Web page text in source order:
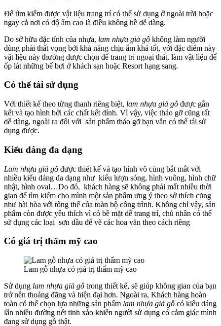
Để tìm kiếm được vật liệu trang trí có thể sử dụng ở ngoài trời hoặc
ngay cả nơi có độ ẩm cao là điều không hề dễ dàng.
Do sở hữu đặc tính của nhựa, lam nhựa giả gỗ không làm người
dùng phải thất vọng bởi khả năng chịu ẩm khá tốt, với đặc điểm này
vật liệu này thường được chọn để trang trí ngoại thất, làm vật liệu để
ốp lát những bể bơi ở khách sạn hoặc Resort hạng sang.
Có thể tái sử dụng
Với thiết kế theo từng thanh riêng biệt, lam nhựa giả gỗ được gắn
kết và tạo hình bởi các chất kết dính. Vì vậy, việc tháo gỡ cũng rất
dễ dàng, ngoài ra đối với sản phẩm tháo gỡ bạn vẫn có thể tái sử
dụng được.
Kiểu dáng đa dạng
Lam nhựa giả gỗ được thiết kế và tạo hình vô cùng bắt mắt với
nhiều kiểu dáng đa dạng như kiểu lượn sóng, hình vuông, hình chữ
nhật, hình oval…Do đó, khách hàng sẽ không phải mất nhiều thời
gian để tìm kiếm cho mình một sản phẩm ưng ý theo sở thích cũng
như hài hòa với tổng thể của toàn bộ công trình. Không chỉ vậy, sản
phẩm còn được yêu thích vì có bề mặt dễ trang trí, chủ nhân có thể
sử dụng các loại sơn dầu để vẽ các hoa văn theo cách riêng
Có giá trị thẩm mỹ cao
Lam gỗ nhựa có giá trị thẩm mỹ cao
Sử dụng lam nhựa giả gỗ trong thiết kế, sẽ giúp không gian của bạn
trở nên thoáng đãng và hiện đại hơn. Ngoài ra, Khách hàng hoàn
toàn có thể chọn lựa những sản phẩm lam nhựa giả gỗ có kiểu dáng
lẫn nhiều đường nét tinh xảo khiến người sử dụng có cảm giác mình
đang sử dụng gỗ thật.